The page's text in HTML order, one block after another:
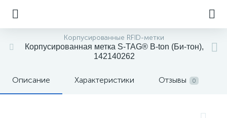
Корпусированные RFID-метки
Корпусированная метка S-TAG® B-ton (Би-тон),
142140262
Описание Характеристики Отзывы 0